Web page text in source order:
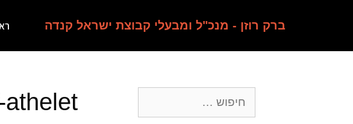
ברק רוזן - מנכ"ל ומבעלי קבוצת ישראל קנדה
athelet